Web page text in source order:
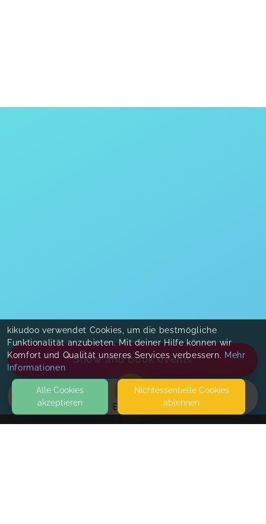
EVENTS
Show and book events
kikudoo verwendet Cookies, um die bestmögliche
Funktionalität anzubieten. Mit deiner Hilfe können wir
Komfort und Qualität unseres Services verbessern. Mehr
Informationen
Alle Cookies
akzeptieren
Nicht­essentielle Cookies
ablehnen